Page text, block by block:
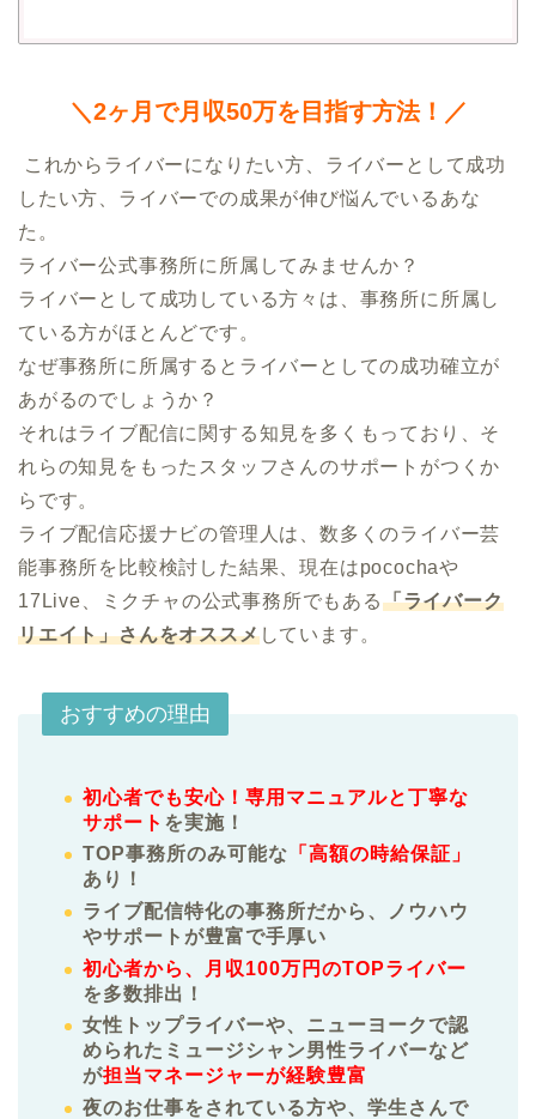
＼2ヶ月で月収50万を目指す方法！／
したい方、ライバーでの成果が伸び悩んでいるあな
た。
ライバー公式事務所に所属してみませんか？
ライバーとして成功している方々は、事務所に所属し
ている方がほとんどです。
なぜ事務所に所属するとライバーとしての成功確立が
あがるのでしょうか？
それはライブ配信に関する知見を多くもっており、そ
れらの知見をもったスタッフさんのサポートがつくか
らです。
ライブ配信応援ナビの管理人は、数多くのライバー芸
能事務所を比較検討した結果、現在はpocochaや
17Live、ミクチャの公式事務所でもある「ライバーク
リエイト」さんをオススメしています。
おすすめの理由
初心者でも安心！専用マニュアルと丁寧な
サポート を実施！
TOP事務所のみ可能な 「高額の時給保証」
あり！
ライブ配信特化の事務所だから、ノウハウ
やサポートが豊富で手厚い
初心者から、月収100万円のTOPライバー
を多数排出！
女性トップライバーや、ニューヨークで認
められたミュージシャン男性ライバーなど
が担当マネージャーが経験豊富
夜のお仕事をされている方や、学生さんで